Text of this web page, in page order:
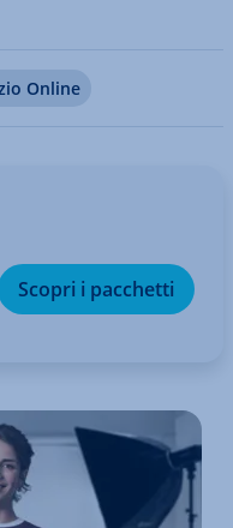
Online
Scopri i pacchetti